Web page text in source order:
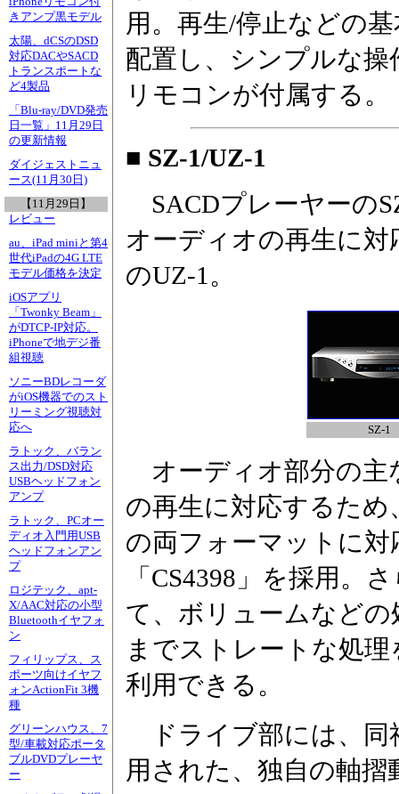
きアンプ黒モデル
太陽、dCSのDSD
対応DACやSACD
トランスポートな
ど4製品
「Blu-ray/DVD発売
日一覧」11月29日
の更新情報
ダイジェストニュ
ース(11月30日)
【11月29日】
レビュー
au、iPad miniと第4
世代iPadの4G LTE
モデル価格を決定
iOSアプリ
「Twonky Beam」
がDTCP-IP対応。
iPhoneで地デジ番
組視聴
ソニーBDレコーダ
がiOS機器でのスト
リーミング視聴対
応へ
ラトック、バラン
ス出力/DSD対応
USBヘッドフォン
アンプ
ラトック、PCオー
ディオ入門用USB
ヘッドフォンアン
プ
ロジテック、apt-
X/AAC対応の小型
Bluetoothイヤフォ
ン
フィリップス、ス
ポーツ向けイヤフ
ォンActionFit 3機
種
グリーンハウス、7
型/車載対応ポータ
ブルDVDプレーヤ
ー
用。再生/停止などの
配置し、シンプルな
リモコンが付属する。
■ SZ-1/UZ-1
SACDプレーヤーの
オーディオの再生に
のUZ-1。
SZ-1
オーディオ部分の主
の再生に対応するため
の両フォーマットに
「CS4398」を採用。
て、ボリュームなど
までストレートな処
利用できる。
ドライブ部には、同
用された、独自の軸